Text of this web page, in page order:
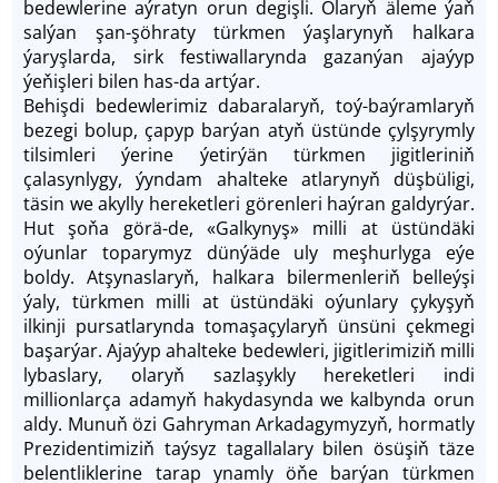
bedewlerine aýratyn orun degişli. Olaryň äleme ýaň
salýan şan-şöhraty türkmen ýaşlarynyň halkara
ýaryşlarda, sirk festiwallarynda gazanýan ajaýyp
ýeňişleri bilen has-da artýar.
Behişdi bedewlerimiz dabaralaryň, toý-baýramlaryň
bezegi bolup, çapyp barýan atyň üstünde çylşyrymly
tilsimleri ýerine ýetirýän türkmen jigitleriniň
çalasynlygy, ýyndam ahalteke atlarynyň düşbüligi,
täsin we akylly hereketleri görenleri haýran galdyrýar.
Hut şoňa görä-de, «Galkynyş» milli at üstündäki
oýunlar toparymyz dünýäde uly meşhurlyga eýe
boldy. Atşynaslaryň, halkara bilermenleriň belleýşi
ýaly, türkmen milli at üstündäki oýunlary çykyşyň
ilkinji pursatlarynda tomaşaçylaryň ünsüni çekmegi
başarýar. Ajaýyp ahalteke bedewleri, jigitlerimiziň milli
lybaslary, olaryň sazlaşykly hereketleri indi
millionlarça adamyň hakydasynda we kalbynda orun
aldy. Munuň özi Gahryman Arkadagymyzyň, hormatly
Prezidentimiziň taýsyz tagallalary bilen ösüşiň täze
belentliklerine tarap ynamly öňe barýan türkmen